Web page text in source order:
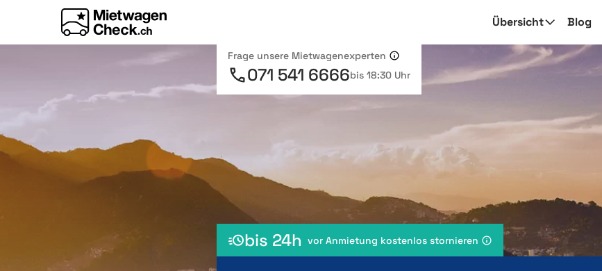
Übersicht Blog
Frage unsere Mietwagenexperten
071 541 6666bis 18:30 Uhr
bis 24h vor Anmietung kostenlos stornieren